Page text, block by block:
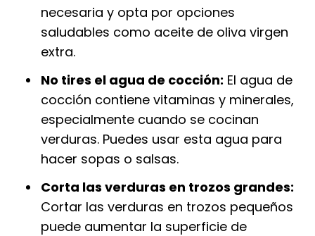
necesaria y opta por opciones
saludables como aceite de oliva virgen
extra.
No tires el agua de cocción: El agua de
cocción contiene vitaminas y minerales,
especialmente cuando se cocinan
verduras. Puedes usar esta agua para
hacer sopas o salsas.
Corta las verduras en trozos grandes:
Cortar las verduras en trozos pequeños
puede aumentar la superficie de